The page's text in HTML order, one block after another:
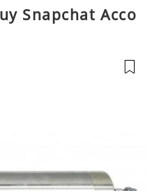
Snapchat Acco